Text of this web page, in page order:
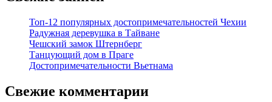
Топ-12 популярных достопримечательностей Чехии
Радужная деревушка в Тайване
Чешский замок Штернберг
Танцующий дом в Праге
Достопримечательности Вьетнама
Свежие комментарии